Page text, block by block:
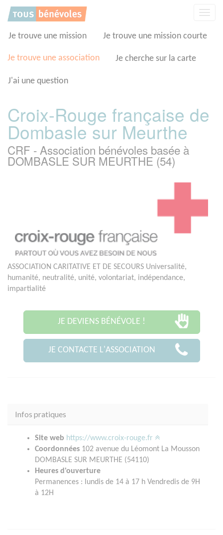
Je trouve une mission Je trouve une mission courte
Je trouve une association Je cherche sur la carte
J'ai une question
Croix-Rouge française de
Dombasle sur Meurthe
CRF - Association bénévoles basée à
DOMBASLE SUR MEURTHE (54)
ASSOCIATION CARITATIVE ET DE SECOURS Universalité,
humanité, neutralité, unité, volontariat, indépendance,
impartialité
JE DEVIENS BÉNÉVOLE !
JE CONTACTE L'ASSOCIATION
Infos pratiques
Site web https://www.croix-rouge.fr
Coordonnées 102 avenue du Léomont La Mousson
DOMBASLE SUR MEURTHE (54110)
Heures d'ouverture
Permanences : lundis de 14 à 17 h Vendredis de 9H
à 12H
Panneau de gestion des cookies